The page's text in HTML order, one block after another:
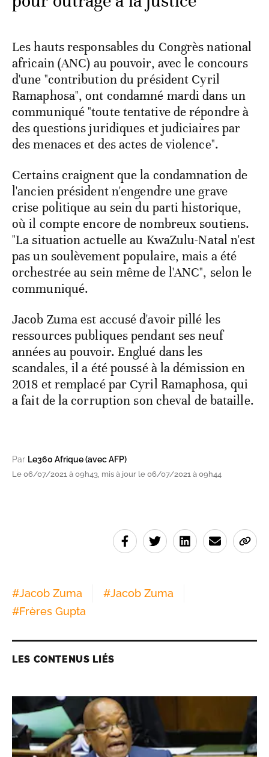
Les hauts responsables du Congrès national
africain (ANC) au pouvoir, avec le concours
d'une "contribution du président Cyril
Ramaphosa", ont condamné mardi dans un
communiqué "toute tentative de répondre à
des questions juridiques et judiciaires par
des menaces et des actes de violence".
Certains craignent que la condamnation de
l'ancien président n'engendre une grave
crise politique au sein du parti historique,
où il compte encore de nombreux soutiens.
"La situation actuelle au KwaZulu-Natal n'est
pas un soulèvement populaire, mais a été
orchestrée au sein même de l'ANC", selon le
communiqué.
Jacob Zuma est accusé d'avoir pillé les
ressources publiques pendant ses neuf
années au pouvoir. Englué dans les
scandales, il a été poussé à la démission en
2018 et remplacé par Cyril Ramaphosa, qui
a fait de la corruption son cheval de bataille.
Par Le360 Afrique (avec AFP)
Le 06/07/2021 à 09h43, mis à jour le 06/07/2021 à 09h44
#Jacob Zuma #Jacob Zuma
#Frères Gupta
LES CONTENUS LIÉS